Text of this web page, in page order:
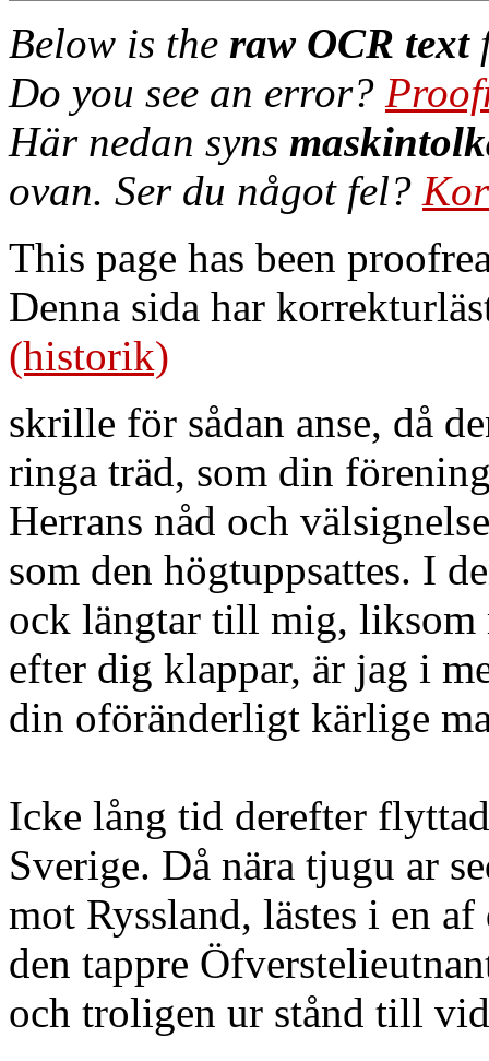
Below is the raw OCR text
Do you see an error?
Här nedan syns
ovan. Ser du något fel?
This page has been
Denna sida har
(historik)
skrille för sådan anse, då
ringa träd, som din
Herrans nåd och
som den högtuppsattes. I
ock längtar till mig, liksom
efter dig klappar, är jag i
din oföränderligt kärlige
Icke lång tid derefter
Sverige. Då nära tjugu ar
mot Ryssland, lästes i en
den tappre
och troligen ur stånd till